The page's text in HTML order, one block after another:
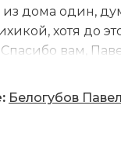
дома один,
хотя до
вам,
Очень
и доброта
Белогубов